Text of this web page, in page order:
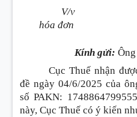
V/v
hóa đơn
Kính gửi:
Cục Thuế nhận
đề ngày 04/6/2025 của
số PAKN:
này, Cục Thuế có ý kiến